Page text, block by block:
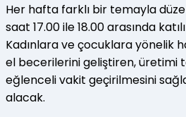
Her hafta farklı bir temayla
saat 17.00 ile 18.00 arasında
Kadınlara ve çocuklara yönelik
el becerilerini geliştiren, üretimi
eğlenceli vakit geçirilmesini
alacak.